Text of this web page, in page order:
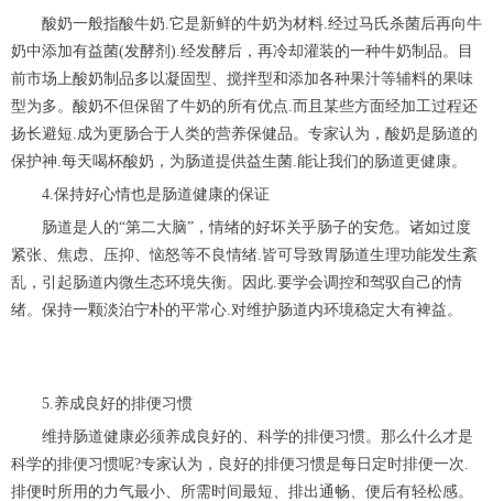
酸奶一般指酸牛奶.它是新鲜的牛奶为材料.经过马氏杀菌后再向牛
奶中添加有益菌(发酵剂).经发酵后，再冷却灌装的一种牛奶制品。目
前市场上酸奶制品多以凝固型、搅拌型和添加各种果汁等辅料的果味
型为多。酸奶不但保留了牛奶的所有优点.而且某些方面经加工过程还
扬长避短.成为更肠合于人类的营养保健品。专家认为，酸奶是肠道的
保护神.每天喝杯酸奶，为肠道提供益生菌.能让我们的肠道更健康。
4.保持好心情也是肠道健康的保证
肠道是人的“第二大脑”，情绪的好坏关乎肠子的安危。诸如过度
紧张、焦虑、压抑、恼怒等不良情绪.皆可导致胃肠道生理功能发生紊
乱，引起肠道内微生态环境失衡。因此.要学会调控和驾驭自己的情
绪。保持一颗淡泊宁朴的平常心.对维护肠道内环境稳定大有裨益。
5.养成良好的排便习惯
维持肠道健康必须养成良好的、科学的排便习惯。那么什么才是
科学的排便习惯呢?专家认为，良好的排便习惯是每日定时排便一次.
排便时所用的力气最小、所需时间最短、排出通畅、便后有轻松感。